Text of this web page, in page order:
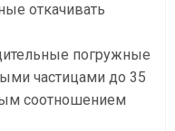
откачивать
погружные
частицами до 35
соотношением